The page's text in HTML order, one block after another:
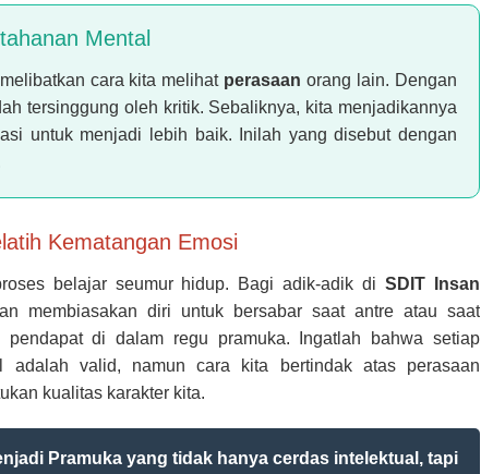
Mental
cara kita melihat perasaan orang lain. Dengan
tersinggung oleh kritik. Sebaliknya, kita menjadikannya
untuk menjadi lebih baik. Inilah yang disebut dengan
Kematangan Emosi
belajar seumur hidup. Bagi adik-adik diSDIT Insan
membiasakan diri untuk bersabar saat antre atau saat
pendapat di dalam regu pramuka. Ingatlah bahwa setiap
adalah valid, namun cara kita bertindak atas perasaan
kualitas karakter kita.
Pramuka yang tidak hanya cerdas intelektual, tapi